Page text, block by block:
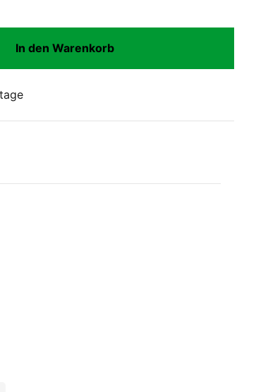
In den Warenkorb